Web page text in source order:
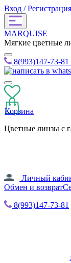
Вход / Регистрация
MARQUISE
Мягкие цветные
8(993)147-73-81
Корзина
Цветные линзы с
Личный
Обмен и возврат
8(993)147-73-81